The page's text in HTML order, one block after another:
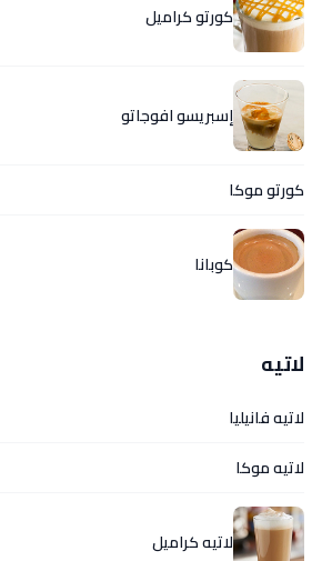
كورتو كراميل
إسبريسو افوجاتو
كورتو موكا
كوبانا
لاتيه
لاتيه فانيليا
لاتيه موكا
لاتيه كراميل